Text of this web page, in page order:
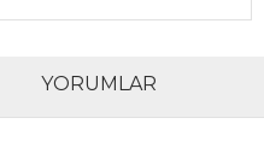
YORUMLAR